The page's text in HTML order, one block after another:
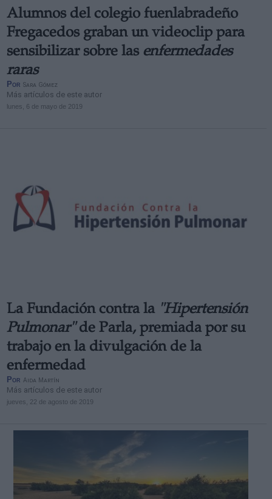
Alumnos del colegio fuenlabradeño
Fregacedos graban un videoclip para
sensibilizar sobre las enfermedades
raras
Por Sara Gómez
Más artículos de este autor
lunes, 6 de mayo de 2019
La Fundación contra la "Hipertensión
Pulmonar"de Parla, premiada por su
trabajo en la divulgación de la
enfermedad
Por Aida Martín
Más artículos de este autor
jueves, 22 de agosto de 2019